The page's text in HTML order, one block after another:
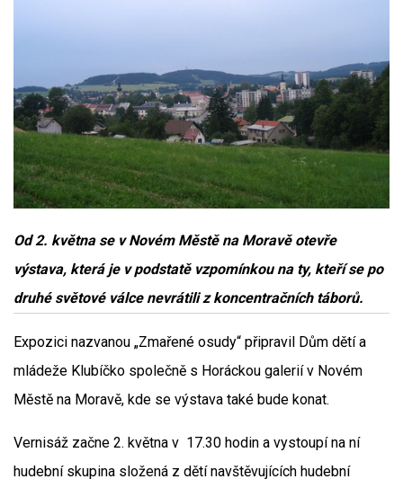
Od 2. května se v Novém Městě na Moravě otevře
výstava, která je v podstatě vzpomínkou na ty, kteří se po
druhé světové válce nevrátili z koncentračních táborů.
Expozici nazvanou „Zmařené osudy“ připravil Dům dětí a
mládeže Klubíčko společně s Horáckou galerií v Novém
Městě na Moravě, kde se výstava také bude konat.
Vernisáž začne 2. května v 17.30 hodin a vystoupí na ní
hudební skupina složená z dětí navštěvujících hudební